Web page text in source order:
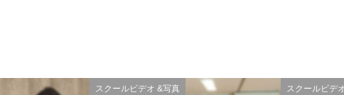
スクールビデオ &写真 スクールビデ